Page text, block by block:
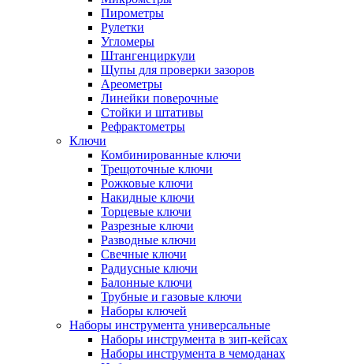
Пирометры
Рулетки
Угломеры
Штангенциркули
Щупы для проверки зазоров
Ареометры
Линейки поверочные
Стойки и штативы
Рефрактометры
Ключи
Комбинированные ключи
Трещоточные ключи
Рожковые ключи
Накидные ключи
Торцевые ключи
Разрезные ключи
Разводные ключи
Свечные ключи
Радиусные ключи
Балонные ключи
Трубные и газовые ключи
Наборы ключей
Наборы инструмента универсальные
Наборы инструмента в зип-кейсах
Наборы инструмента в чемоданах